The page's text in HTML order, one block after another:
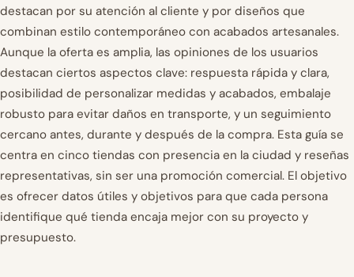
destacan por su atención al cliente y por diseños que
combinan estilo contemporáneo con acabados artesanales.
Aunque la oferta es amplia, las opiniones de los usuarios
destacan ciertos aspectos clave: respuesta rápida y clara,
posibilidad de personalizar medidas y acabados, embalaje
robusto para evitar daños en transporte, y un seguimiento
cercano antes, durante y después de la compra. Esta guía se
centra en cinco tiendas con presencia en la ciudad y reseñas
representativas, sin ser una promoción comercial. El objetivo
es ofrecer datos útiles y objetivos para que cada persona
identifique qué tienda encaja mejor con su proyecto y
presupuesto.